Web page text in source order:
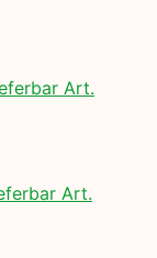
Art.
Art.